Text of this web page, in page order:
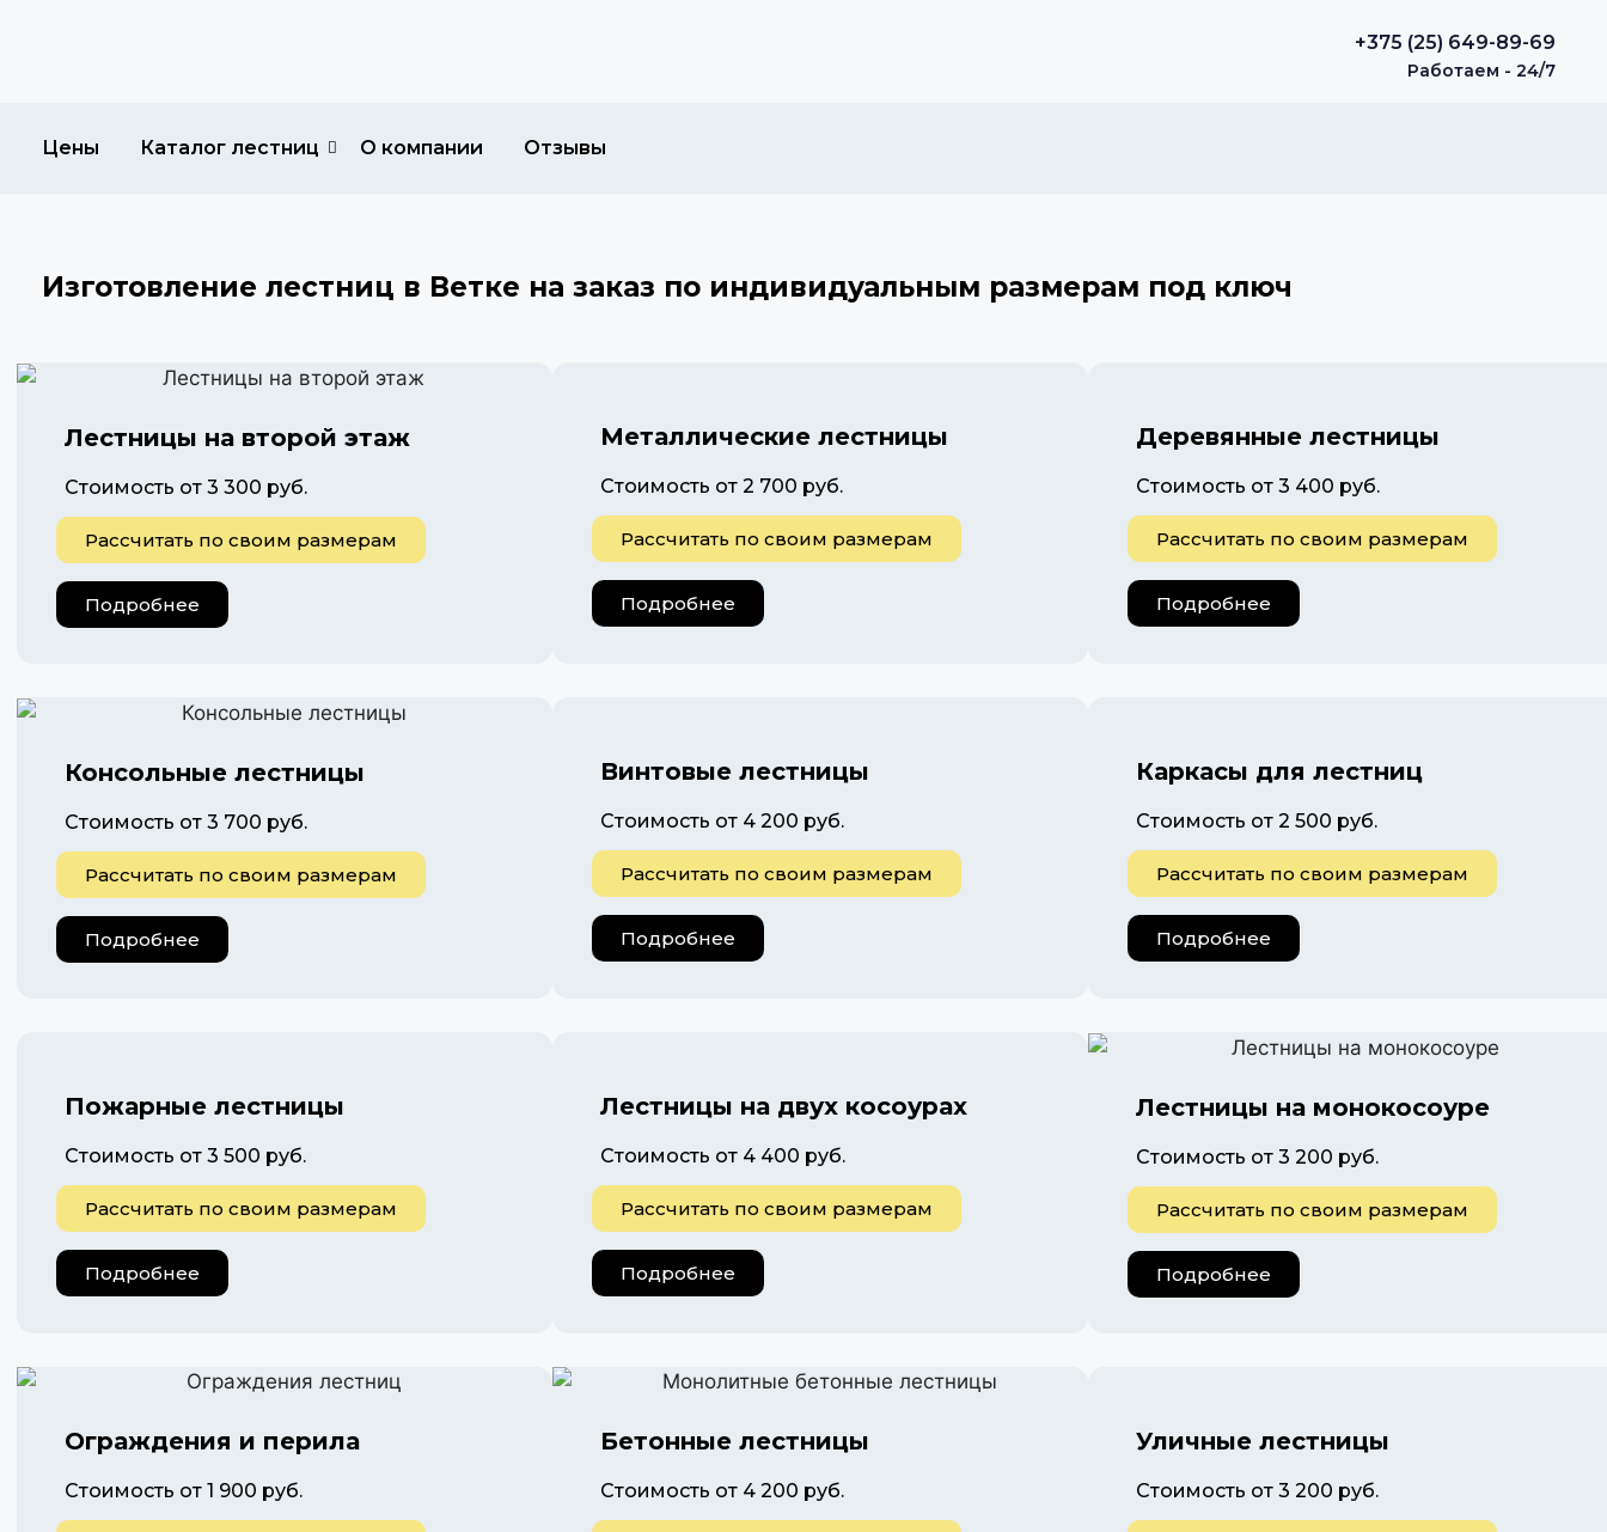
+375 (25) 649-89-69
Работаем - 24/7
Цены Каталог лестниц О компании Отзывы
Изготовление лестниц в Ветке на заказ по индивидуальным размерам под ключ
Лестницы на второй этаж
Стоимость от 3 300 руб.
Рассчитать по своим размерам
Подробнее
Металлические лестницы
Стоимость от 2 700 руб.
Рассчитать по своим размерам
Подробнее
Деревянные лестницы
Стоимость от 3 400 руб.
Рассчитать по своим размерам
Подробнее
Консольные лестницы
Стоимость от 3 700 руб.
Рассчитать по своим размерам
Подробнее
Винтовые лестницы
Стоимость от 4 200 руб.
Рассчитать по своим размерам
Подробнее
Каркасы для лестниц
Стоимость от 2 500 руб.
Рассчитать по своим размерам
Подробнее
Пожарные лестницы
Стоимость от 3 500 руб.
Рассчитать по своим размерам
Подробнее
Лестницы на двух косоурах
Стоимость от 4 400 руб.
Рассчитать по своим размерам
Подробнее
Лестницы на монокосоуре
Стоимость от 3 200 руб.
Рассчитать по своим размерам
Подробнее
Ограждения и перила
Стоимость от 1 900 руб.
Бетонные лестницы
Стоимость от 4 200 руб.
Уличные лестницы
Стоимость от 3 200 руб.